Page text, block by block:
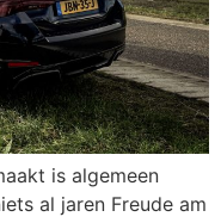
is algemeen
al jaren Freude am